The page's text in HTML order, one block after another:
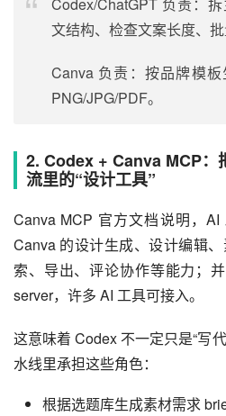
文结构、检查文案长度、批
Canva 负责：按品牌模
PNG/JPG/PDF。
2. Codex + Canva MCP：
流里的“设计工具”
Canva MCP 官方文档说明，
Canva 的设计生成、设计编辑
索、导出、评论协作等能力；
server，许多 AI 工具可接入。
这意味着 Codex 不一定只是“写
水线里承担这些角色：
根据选题库生成素材需求